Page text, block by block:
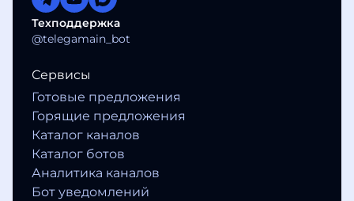
Техподдержка
@telegamain_bot
Сервисы
Готовые предложения
Горящие предложения
Каталог каналов
Каталог ботов
Аналитика каналов
Бот уведомлений